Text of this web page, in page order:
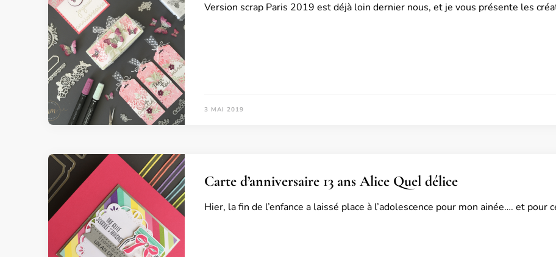
Version scrap Paris 2019 est déjà loin dernier nous, et je vous présente les
3 MAI 2019
Carte d’anniversaire 13 ans Alice Quel délice
Hier, la fin de l’enfance a laissé place à l’adolescence pour mon ainée…. et pour